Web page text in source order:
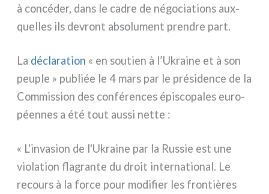
à con­cé­der, dans le cadre de négo­cia­tions aux­
quel­les ils devront abso­lu­ment pren­dre part.
La décla­ra­tion « en sou­tien à l’Ukraine et à son
peu­ple » publiée le 4 mars par le pré­si­den­ce de la
Commission des con­fé­ren­ces épi­sco­pa­les euro­
péen­nes a été tout aus­si net­te :
« L'invasion de l'Ukraine par la Russie est une
vio­la­tion fla­gran­te du droit inter­na­tio­nal. Le
recours à la for­ce pour modi­fier les fron­tiè­res